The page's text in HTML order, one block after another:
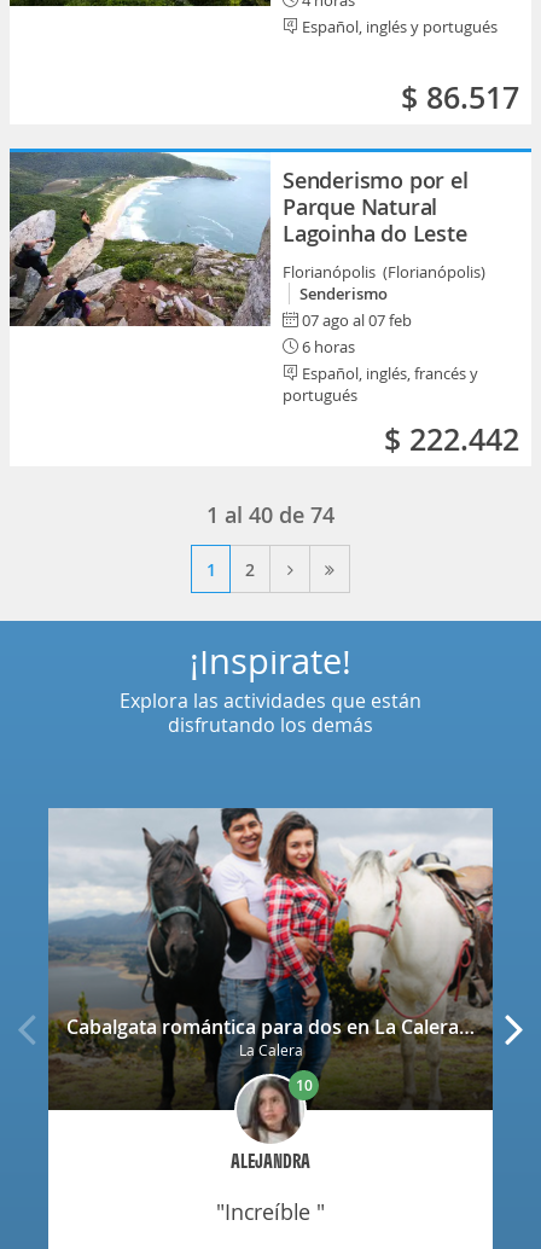
Español, inglés y portugués
$ 86.517
Senderismo por el
Parque Natural
Lagoinha do Leste
Florianópolis (Florianópolis)
Senderismo
07 ago al 07 feb
6 horas
Español, inglés, francés y
portugués
$ 222.442
1 al 40 de 74
1 2
Cabalgata romántica para dos en La Calera con decoración
La Calera
ALEJANDRA
10
"increíble "
¡Inspírate!
Explora las actividades que están
disfrutando los demás